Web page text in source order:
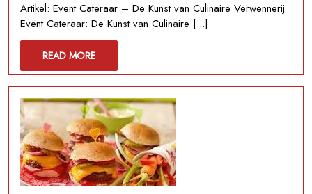
Culinaire
Perfecte
Event
Artikel: Event Cateraar – De Kunst van Culinaire Verwennerij
Event Cateraar: De Kunst van Culinaire [...]
READ MOREREAD
MORE